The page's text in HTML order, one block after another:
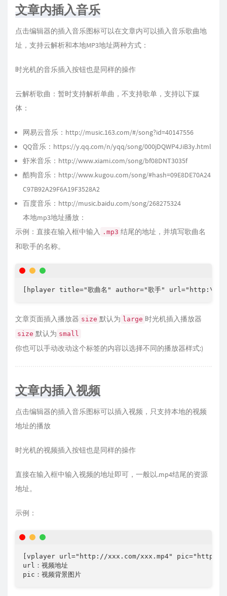
文章内插入音乐
点击编辑器的插入音乐图标可以在文章内可以插入音乐歌曲地
址，支持云解析和本地MP3地址两种方式：
时光机的音乐插入按钮也是同样的操作
云解析歌曲：暂时支持解析单曲，不支持歌单，支持以下媒
体：
网易云音乐： http://music.163.com/#/song?id=40147556
QQ音乐： https://y.qq.com/n/yqq/song/000jDQWP4JiB3y.html
虾米音乐： http://www.xiami.com/song/bf08DNT3035f
酷狗音乐： http://www.kugou.com/song/#hash=09E8DE70A24
C97B92A29F6A19F3528A2
百度音乐： http://music.baidu.com/song/268275324
本地mp3地址播放：
示例：直接在输入框中输入
.mp3 结尾的地址，并填写歌曲名
和歌手的名称。
[hplayer title="歌曲名" author="歌手" url="http:\/
文章页面插入播放器 size 默认为 large 时光机插入播放器
size 默认为 small
你也可以手动改动这个标签的内容以选择不同的播放器样式:)
文章内插入视频
点击编辑器的插入音乐图标可以插入视频，只支持本地的视频
地址的播放
时光机的视频插入按钮也是同样的操作
直接在输入框中输入视频的地址即可，一般以.mp4结尾的资源
地址。
示例：
[vplayer url="http://xxx.com/xxx.mp4" pic="http://
url：视频地址
pic：视频背景图片